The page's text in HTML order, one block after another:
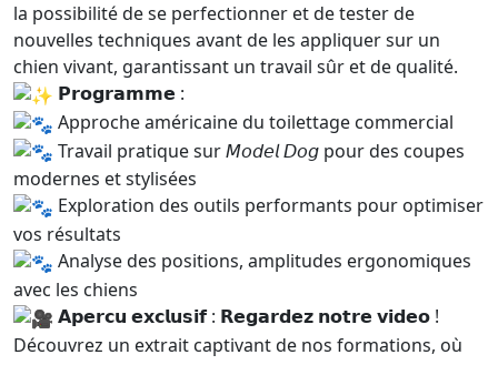
la possibilité de se perfectionner et de tester de
nouvelles techniques avant de les appliquer sur un
chien vivant, garantissant un travail sûr et de qualité.
𝗣𝗿𝗼𝗴𝗿𝗮𝗺𝗺𝗲 :
Approche américaine du toilettage commercial
Travail pratique sur 𝘔𝘰𝘥𝘦𝘭 𝘋𝘰𝘨 pour des coupes
modernes et stylisées
Exploration des outils performants pour optimiser
vos résultats
Analyse des positions, amplitudes ergonomiques
avec les chiens
𝗔𝗽𝗲𝗿𝗰𝘂 𝗲𝘅𝗰𝗹𝘂𝘀𝗶𝗳 : 𝗥𝗲𝗴𝗮𝗿𝗱𝗲𝘇 𝗻𝗼𝘁𝗿𝗲 𝘃𝗶𝗱𝗲𝗼 !
Découvrez un extrait captivant de nos formations, où